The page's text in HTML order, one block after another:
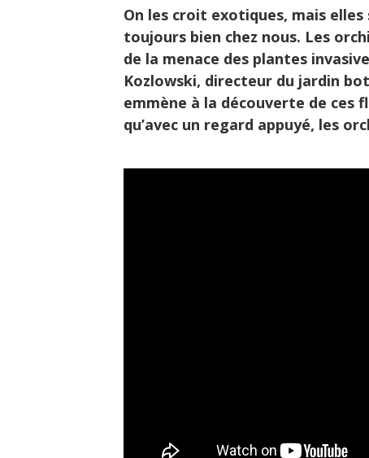
On les croit exotiques, mais
toujours bien chez nous. Les
de la menace des plantes
Kozlowski, directeur du jardin
emmène à la découverte de
qu’avec un regard appuyé, les